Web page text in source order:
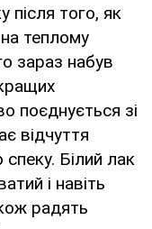
після того, як
теплому
зараз набув
поєднується зі
відчуття
спеку. Білий лак
і навіть
радять